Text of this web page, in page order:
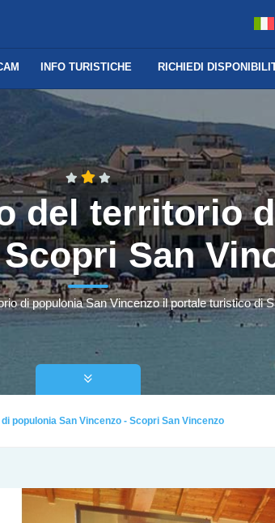
INFO TURISTICHE RICHIEDI
del territorio
San
di populonia San Vincenzo il portale turistico di
populonia San Vincenzo - Scopri San Vincenzo